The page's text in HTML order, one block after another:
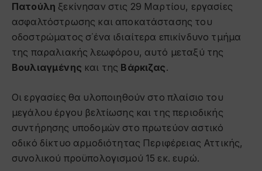
Πατούλη ξεκίνησαν στις 29 Μαρτίου, εργασίες
ασφαλτόστρωσης και αποκατάστασης του
οδοστρώματος σ΄ένα ιδιαίτερα επικίνδυνο τμήμα
της παραλιακής λεωφόρου, αυτό μεταξύ της
Βουλιαγμένης και της Βάρκιζας.
Οι εργασίες θα υλοποιηθούν στο πλαίσιο του
μεγάλου έργου βελτίωσης και της περιοδικής
συντήρησης υποδομών στο πρωτεύον αστικό
οδικό δίκτυο αρμοδιότητας Περιφέρειας Αττικής,
συνολικού προϋπολογισμού 15 εκ. ευρώ.